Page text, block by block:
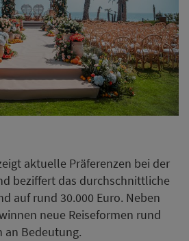
aktuelle Präferenzen bei der
beziffert das durchschnittliche
auf rund 30.000 Euro. Neben
neue Reiseformen rund
an Bedeutung.